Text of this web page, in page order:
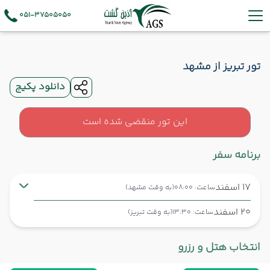
051-37505050
تور تبریز از مشهد
دانلود پکیج
این تور منقضی شده است
برنامه سفر
17 اسفند ساعت: 08:00 (به وقت مشهد)
20 اسفند ساعت: 13:30 (به وقت تبریز)
شروع سفر مشهد ,
انتخاب هتل و رزرو